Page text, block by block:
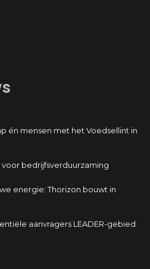
én mensen met het Voedsellint in
bedrijfsverduurzaming
energie: Thorizon bouwt in
aanvragers LEADER-gebied